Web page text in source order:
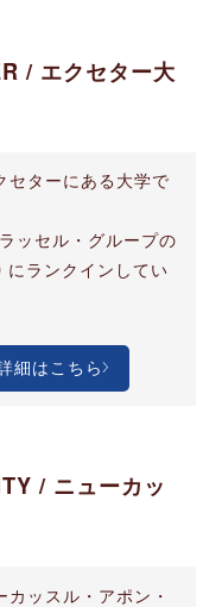
/ エクセター大
セターにある大学で
ッセル・グループの
ランクインしてい
細はこちら
/ ニューカッ
ッスル・アポン・